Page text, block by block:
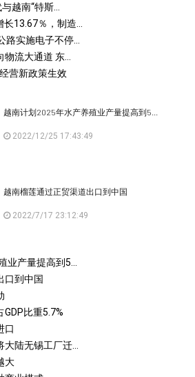
越南“特斯...
13.67％，制造...
实施电子不停...
流大通道 东...
营新政策生效
越南计划2025年水产养殖业产量提高到5...
2022/12/25 17:43:49
越南榴莲通过正贸渠道出口到中国
2022/7/17 23:12:49
业产量提高到5...
口到中国
比重5.7%
口
陆无锡工厂迁...
大